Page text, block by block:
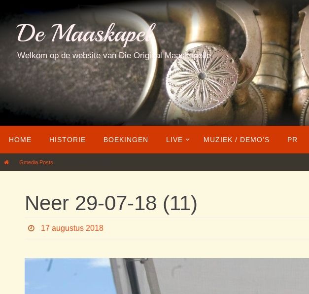
inhoudDe Maaskapel
Welkom op de website van Die Original Maaskapelle
naar
de
HOME HISTORIE BOEKINGEN LIVE MUZIEK / DEMO’S PR
HomeGmedia Posts
Neer 29-07-18 (11)
17 augustus 2018